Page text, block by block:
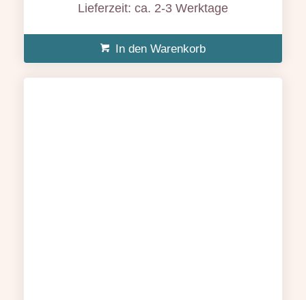
Lieferzeit: ca. 2-3 Werktage
In den Warenkorb